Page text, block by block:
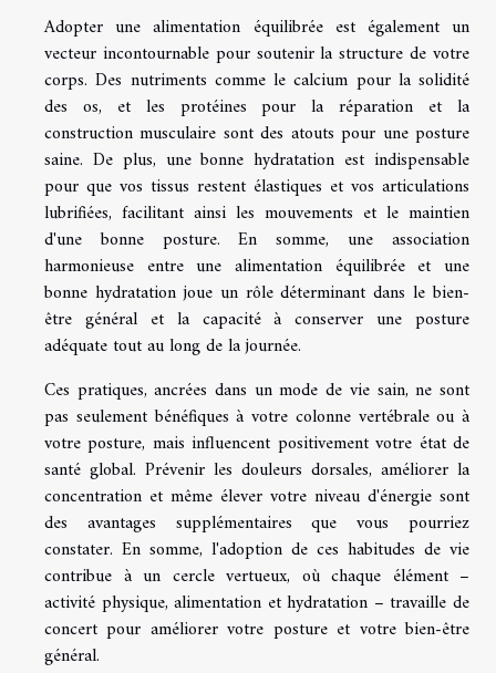
Adopter une alimentation équilibrée est également un
vecteur incontournable pour soutenir la structure de votre
corps. Des nutriments comme le calcium pour la solidité
des os, et les protéines pour la réparation et la
construction musculaire sont des atouts pour une posture
saine. De plus, une bonne hydratation est indispensable
pour que vos tissus restent élastiques et vos articulations
lubrifiées, facilitant ainsi les mouvements et le maintien
d'une bonne posture. En somme, une association
harmonieuse entre une alimentation équilibrée et une
bonne hydratation joue un rôle déterminant dans le bien-
être général et la capacité à conserver une posture
adéquate tout au long de la journée.
Ces pratiques, ancrées dans un mode de vie sain, ne sont
pas seulement bénéfiques à votre colonne vertébrale ou à
votre posture, mais influencent positivement votre état de
santé global. Prévenir les douleurs dorsales, améliorer la
concentration et même élever votre niveau d'énergie sont
des avantages supplémentaires que vous pourriez
constater. En somme, l'adoption de ces habitudes de vie
contribue à un cercle vertueux, où chaque élément –
activité physique, alimentation et hydratation – travaille de
concert pour améliorer votre posture et votre bien-être
général.